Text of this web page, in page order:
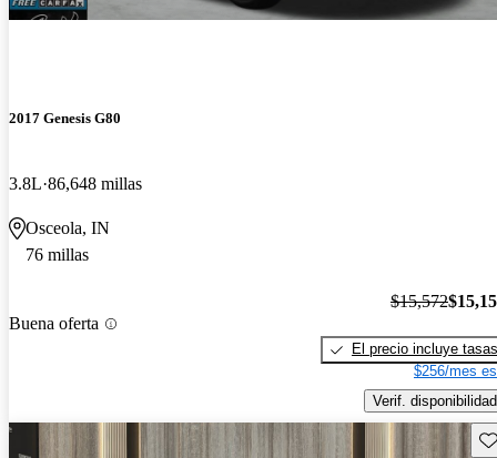
2017 Genesis G80
3.8L 86,648 millas
Osceola, IN
76 millas
Buena oferta
$15,572
El precio incluye tasas
$256/mes
Verif. disponibilidad